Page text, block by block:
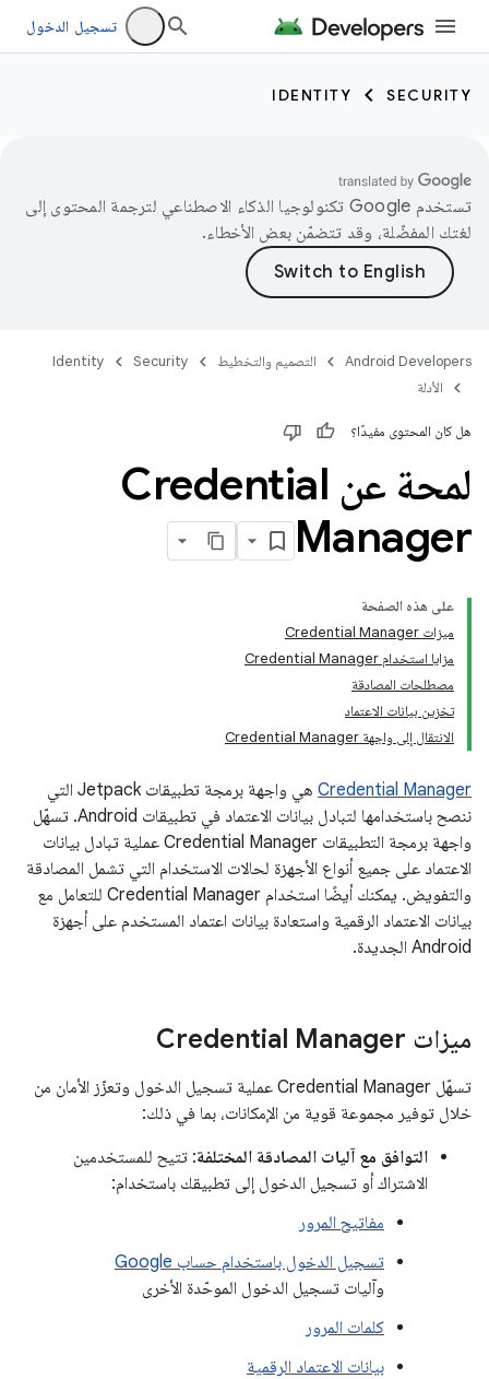
تسجيل الدخول
SECURITY
IDENTITY
تستخدم Google تكنولوجيا الذكاء الاصطناعي لترجمة المحتوى إلى
لغتك المفضّلة، وقد تتضمّن بعض الأخطاء.
Android Developers التصميم والتخطيط Security
Identity
الأدلة
هل كان المحتوى مفيدًا؟
لمحة عن Credential
Manager
على هذه الصفحة
ميزات Credential Manager
مزايا استخدام Credential Manager
مصطلحات المصادقة
تخزين بيانات الاعتماد
الانتقال إلى واجهة Credential Manager
Credential Manager
هي واجهة برمجة تطبيقات Jetpack التي
ننصح باستخدامها لتبادل بيانات الاعتماد في تطبيقات Android. تسهّل
واجهة برمجة التطبيقات Credential Manager عملية تبادل بيانات
الاعتماد على جميع أنواع الأجهزة لحالات الاستخدام التي تشمل المصادقة
والتفويض. يمكنك أيضًا استخدام Credential Manager للتعامل مع
بيانات الاعتماد الرقمية واستعادة بيانات اعتماد المستخدم على أجهزة
Android الجديدة.
ميزات Credential Manager
تسهّل Credential Manager عملية تسجيل الدخول وتعزّز الأمان من
خلال توفير مجموعة قوية من الإمكانات، بما في ذلك:
التوافق مع آليات المصادقة المختلفة: تتيح للمستخدمين
الاشتراك أو تسجيل الدخول إلى تطبيقك باستخدام:
مفاتيح المرور
تسجيل الدخول باستخدام حساب Google
وآليات تسجيل الدخول الموحّدة الأخرى
كلمات المرور
بيانات الاعتماد الرقمية